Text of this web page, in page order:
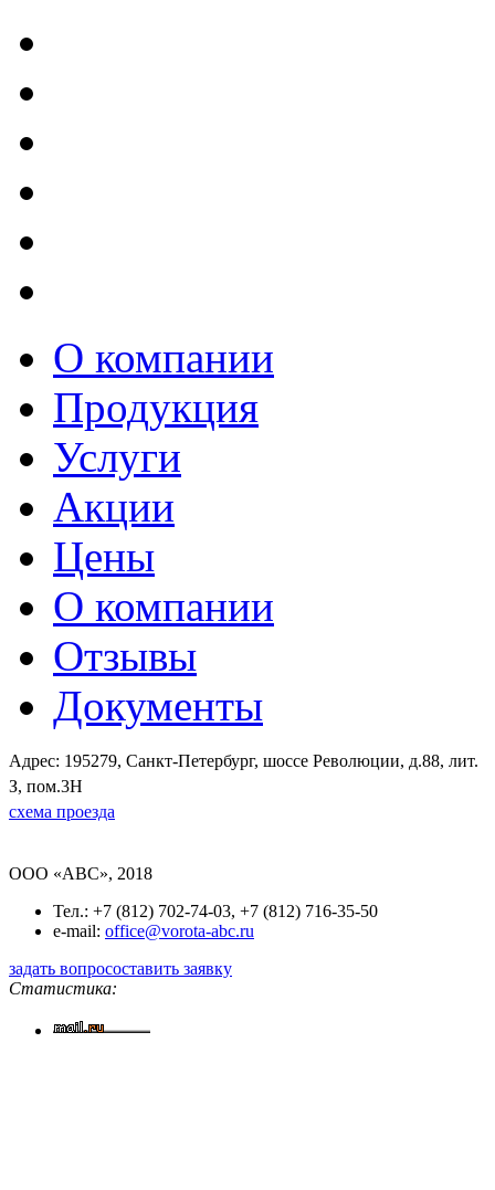
О компании
Продукция
Услуги
Акции
Цены
О компании
Отзывы
Документы
Адрес: 195279, Санкт-Петербург, шоссе Революции, д.88, лит.
З, пом.3Н
схема проезда
OOO «ABC», 2018
Тел.: +7 (812) 702-74-03, +7 (812) 716-35-50
e-mail: office@vorota-abc.ru
задать вопросоставить заявку
Статистика: